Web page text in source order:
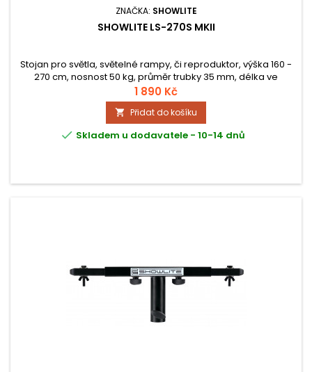
ZNAČKA: SHOWLITE
SHOWLITE LS-270S MKII
Stojan pro světla, světelné rampy, či reproduktor, výška 160 -
270 cm, nosnost 50 kg, průměr trubky 35 mm, délka ve
složeném stavu 144 cm.
1 890 Kč
 Přidat do košíku
 Skladem u dodavatele - 10-14 dnů